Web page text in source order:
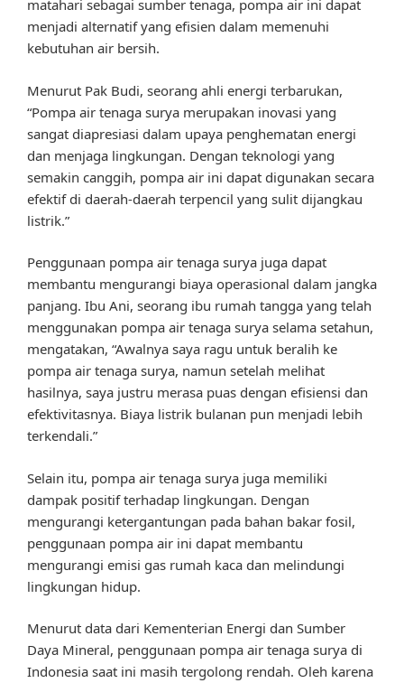
matahari sebagai sumber tenaga, pompa air ini dapat
menjadi alternatif yang efisien dalam memenuhi
kebutuhan air bersih.
Menurut Pak Budi, seorang ahli energi terbarukan,
“Pompa air tenaga surya merupakan inovasi yang
sangat diapresiasi dalam upaya penghematan energi
dan menjaga lingkungan. Dengan teknologi yang
semakin canggih, pompa air ini dapat digunakan secara
efektif di daerah-daerah terpencil yang sulit dijangkau
listrik.”
Penggunaan pompa air tenaga surya juga dapat
membantu mengurangi biaya operasional dalam jangka
panjang. Ibu Ani, seorang ibu rumah tangga yang telah
menggunakan pompa air tenaga surya selama setahun,
mengatakan, “Awalnya saya ragu untuk beralih ke
pompa air tenaga surya, namun setelah melihat
hasilnya, saya justru merasa puas dengan efisiensi dan
efektivitasnya. Biaya listrik bulanan pun menjadi lebih
terkendali.”
Selain itu, pompa air tenaga surya juga memiliki
dampak positif terhadap lingkungan. Dengan
mengurangi ketergantungan pada bahan bakar fosil,
penggunaan pompa air ini dapat membantu
mengurangi emisi gas rumah kaca dan melindungi
lingkungan hidup.
Menurut data dari Kementerian Energi dan Sumber
Daya Mineral, penggunaan pompa air tenaga surya di
Indonesia saat ini masih tergolong rendah. Oleh karena